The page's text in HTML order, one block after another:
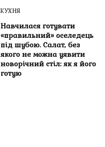
КУХНЯ
Навчилася готувати
«правильний» оселедець
під шубою. Салат, без
якого не можна уявити
новорічний стіл: як я його
готую